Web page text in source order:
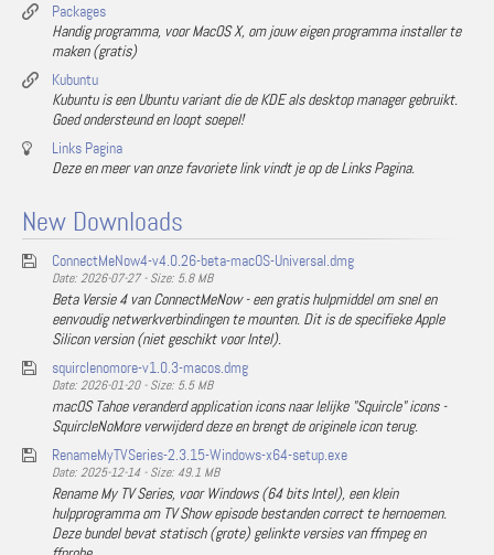
Packages
Handig programma, voor MacOS X, om jouw eigen programma installer te
maken (gratis)
Kubuntu
Kubuntu is een Ubuntu variant die de KDE als desktop manager gebruikt.
Goed ondersteund en loopt soepel!
Links Pagina
Deze en meer van onze favoriete link vindt je op de Links Pagina.
New Downloads
ConnectMeNow4-v4.0.26-beta-macOS-Universal.dmg
Date: 2026-07-27 - Size: 5.8 MB
Beta Versie 4 van ConnectMeNow - een gratis hulpmiddel om snel en
eenvoudig netwerkverbindingen te mounten. Dit is de specifieke Apple
Silicon version (niet geschikt voor Intel).
squirclenomore-v1.0.3-macos.dmg
Date: 2026-01-20 - Size: 5.5 MB
macOS Tahoe veranderd application icons naar lelijke "Squircle" icons -
SquircleNoMore verwijderd deze en brengt de originele icon terug.
RenameMyTVSeries-2.3.15-Windows-x64-setup.exe
Date: 2025-12-14 - Size: 49.1 MB
Rename My TV Series, voor Windows (64 bits Intel), een klein
hulpprogramma om TV Show episode bestanden correct te hernoemen.
Deze bundel bevat statisch (grote) gelinkte versies van ffmpeg en